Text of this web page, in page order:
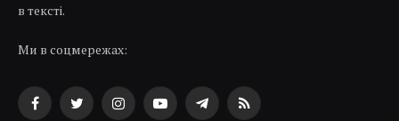
в тексті.
Ми в соцмережах:
FacebookTwitterInstagramYouTubeTelegramRSS